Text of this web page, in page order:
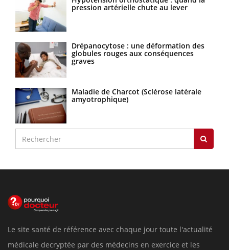
pression artérielle chute au lever
Drépanocytose : une déformation des
globules rouges aux conséquences
graves
Maladie de Charcot (Sclérose latérale
amyotrophique)
Le site santé de référence avec chaque jour toute l'actualité
médicale decryptée par des médecins en exercice et les